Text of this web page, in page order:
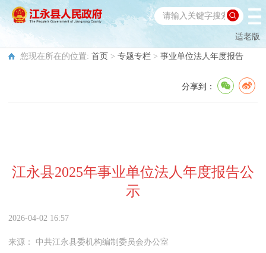
适老版
您现在所在的位置: 首页 > 专题专栏 > 事业单位法人年度报告
分享到：
江永县2025年事业单位法人年度报告公
示
2026-04-02 16:57
来源： 中共江永县委机构编制委员会办公室